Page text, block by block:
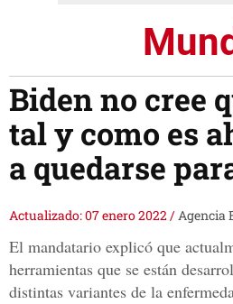
Biden no cree
tal y como es
a quedarse
Actualizado: 07 enero 2022/Agencia
El mandatario explicó que
herramientas que se están
distintas variantes de la